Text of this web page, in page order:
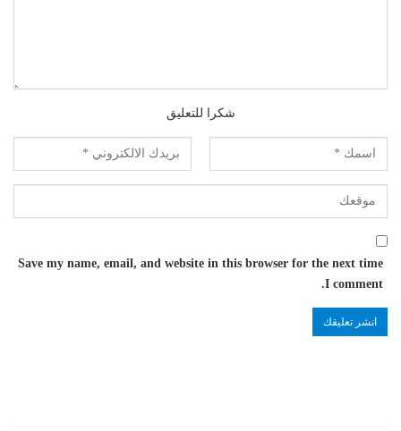
شكرا للتعليق
Save my name, email, and website in this browser for the next time
I comment.